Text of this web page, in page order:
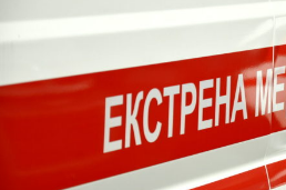
попередніми даними,
себекаструлю з гарячим
доставили до лікарні
Медики повідомили про цей
Про це пишеІнформатор
власні джерела, передає